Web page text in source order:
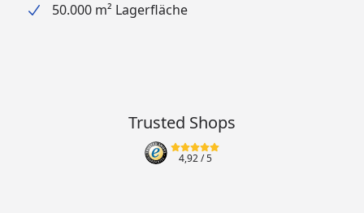
50.000 m² Lagerfläche
Trusted Shops
4,92/ 5